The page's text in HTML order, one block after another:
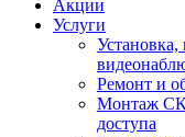
Акции
Услуги
Ремонт и
Монтаж
доступа